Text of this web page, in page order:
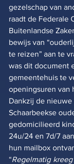
gezelschap van
raadt de Federale
Buitenlandse
bewijs van
te reizen” aan te
was dit document
gemeentehuis te
openingsuren van
Dankzij de
Schaarbeekse
gedomicilieerd
24u/24 en 7d/7
hun mailbox
“Regelmatig